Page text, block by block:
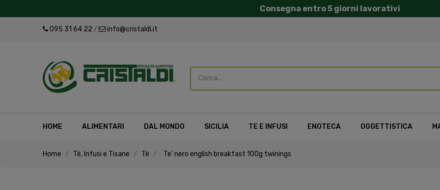
Consegna entro 5 giorni lavorativi
095 31 64 22 / info@cristaldi.it
HOME ALIMENTARI DAL MONDO SICILIA TE E INFUSI ENOTECA OGGETTISTICA
Home Tè, Infusi e Tisane Tè Te' nero english breakfast 100g twinings